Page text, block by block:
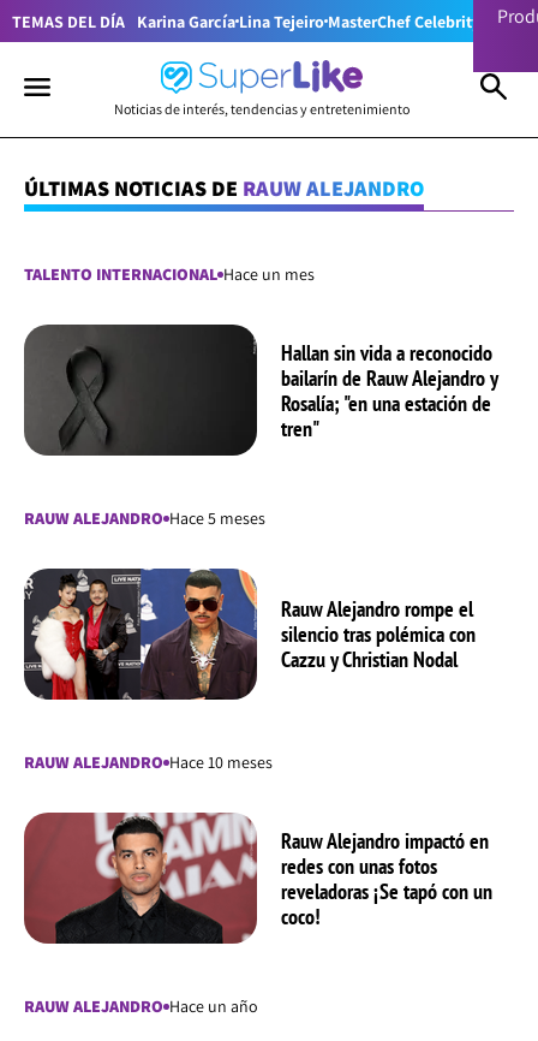
TEMAS DEL DÍA Karina García Lina Tejeiro MasterChef Celebrity
Noticias de interés, tendencias y entretenimiento
ÚLTIMAS NOTICIAS DE RAUW ALEJANDRO
TALENTO INTERNACIONAL Hace un mes
Hallan sin vida a reconocido
bailarín de Rauw Alejandro y
Rosalía; "en una estación de
tren"
RAUW ALEJANDRO Hace 5 meses
Rauw Alejandro rompe el
silencio tras polémica con
Cazzu y Christian Nodal
RAUW ALEJANDRO Hace 10 meses
Rauw Alejandro impactó en
redes con unas fotos
reveladoras ¡Se tapó con un
coco!
RAUW ALEJANDRO Hace un año